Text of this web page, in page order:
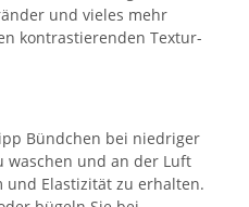
und vieles mehr
kontrastierenden Textur-
Bündchen bei niedriger
und an der Luft
und Elastizität zu erhalten.